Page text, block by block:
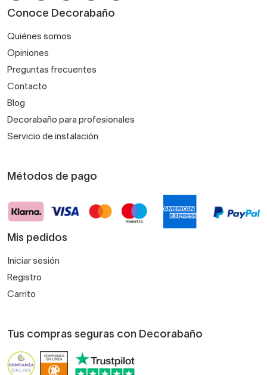
Conoce Decorabaño
Quiénes somos
Opiniones
Preguntas frecuentes
Contacto
Blog
Decorabaño para profesionales
Servicio de instalación
Métodos de pago
Mis pedidos
Iniciar sesión
Registro
Carrito
Tus compras seguras con Decorabaño